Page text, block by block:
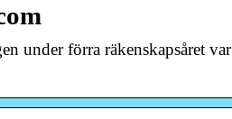
under förra räkenskapsåret var